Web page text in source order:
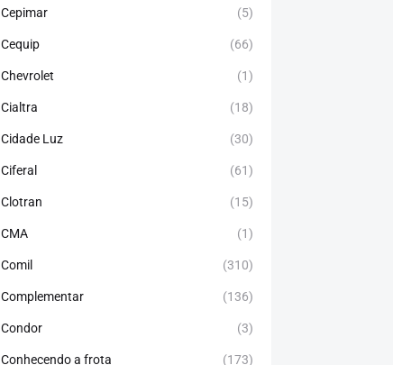
Cepimar (5)
Cequip (66)
Chevrolet (1)
Cialtra (18)
Cidade Luz (30)
Ciferal (61)
Clotran (15)
CMA (1)
Comil (310)
Complementar (136)
Condor (3)
Conhecendo a frota (173)